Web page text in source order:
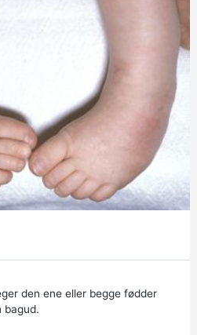
den ene eller begge fødder
bagud.